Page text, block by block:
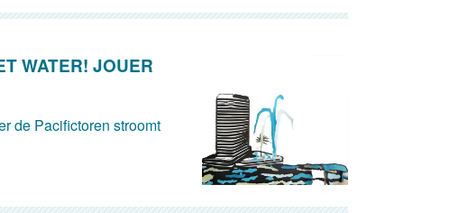
WATER! JOUER
de Pacifictoren stroomt